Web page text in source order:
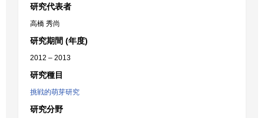
研究代表者
高橋 秀尚
研究期間 (年度)
2012 – 2013
研究種目
挑戦的萌芽研究
研究分野